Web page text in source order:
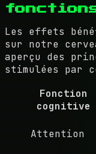
Les effets
sur notre
aperçu des
stimulées par
Fonction
cognitive
Attention